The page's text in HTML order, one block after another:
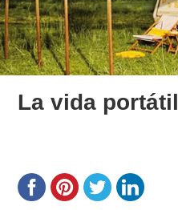
La vida portátil